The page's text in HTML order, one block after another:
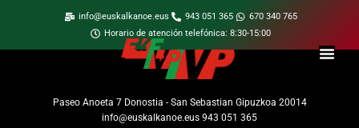
info@euskalkanoe.eus 943 051 365
670 340 765
Horario de atención telefónica: 8:30-15:00
Paseo Anoeta 7 Donostia - San Sebastian Gipuzkoa 20014
info@euskalkanoe.eus 943 051 365